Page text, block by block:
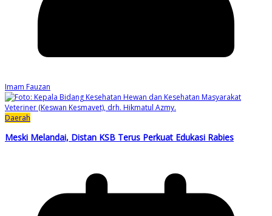
Imam Fauzan
Daerah
Meski Melandai, Distan KSB Terus Perkuat Edukasi Rabies